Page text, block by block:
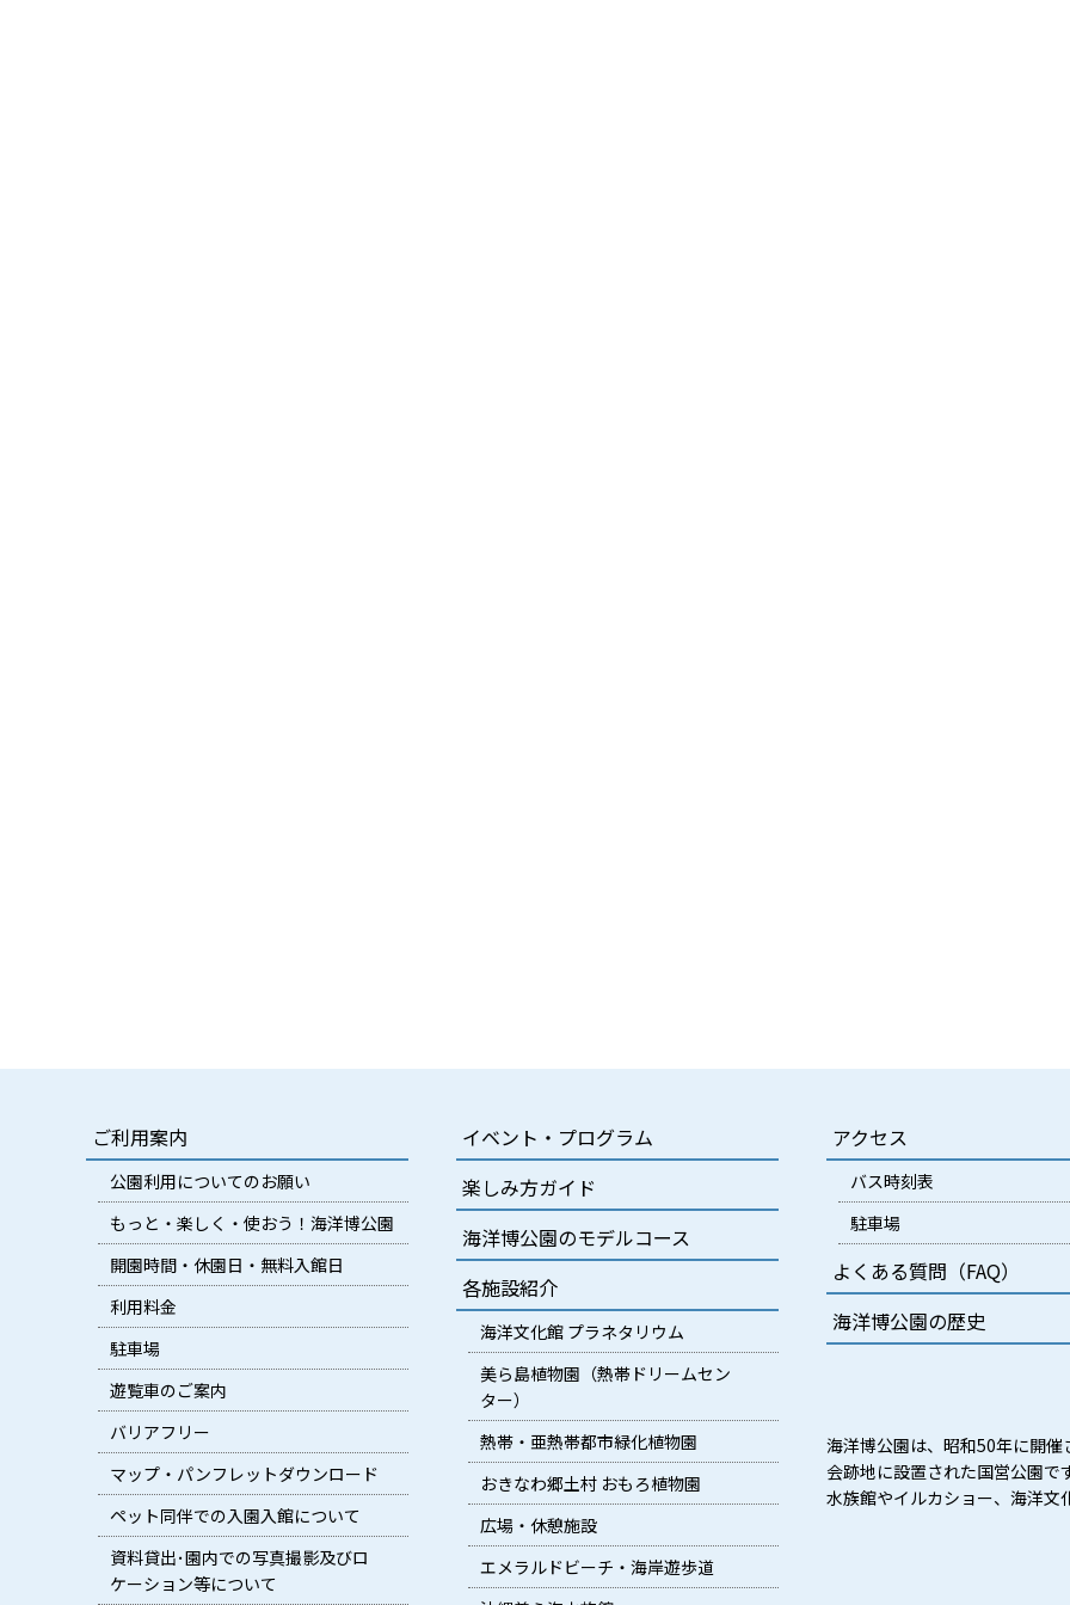
ご利用案内
公園利用についてのお願い
もっと・楽しく・使おう！海洋博公園
開園時間・休園日・無料入館日
利用料金
駐車場
遊覧車のご案内
バリアフリー
マップ・パンフレットダウンロード
ペット同伴での入園入館について
資料貸出･園内での写真撮影及びロ
ケーション等について
イベント・プログラム
楽しみ方ガイド
海洋博公園のモデルコース
各施設紹介
海洋文化館 プラネタリウム
美ら島植物園（熱帯ドリームセン
ター）
熱帯・亜熱帯都市緑化植物園
おきなわ郷土村 おもろ植物園
広場・休憩施設
エメラルドビーチ・海岸遊歩道
アクセス
バス時刻表
駐車場
よくある質問（FAQ）
海洋博公園の歴史
海洋博公園は、昭和50年に開
会跡地に設置された国営公園で
水族館やイルカショー、海洋文